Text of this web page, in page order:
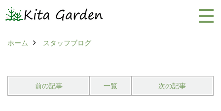
ホーム スタッフブログ
前の記事 一覧 次の記事